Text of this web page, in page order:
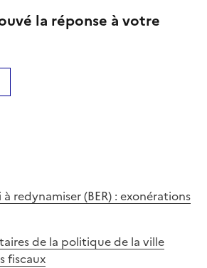
la réponse à votre
redynamiser (BER) : exonérations
de la politique de la ville
fiscaux